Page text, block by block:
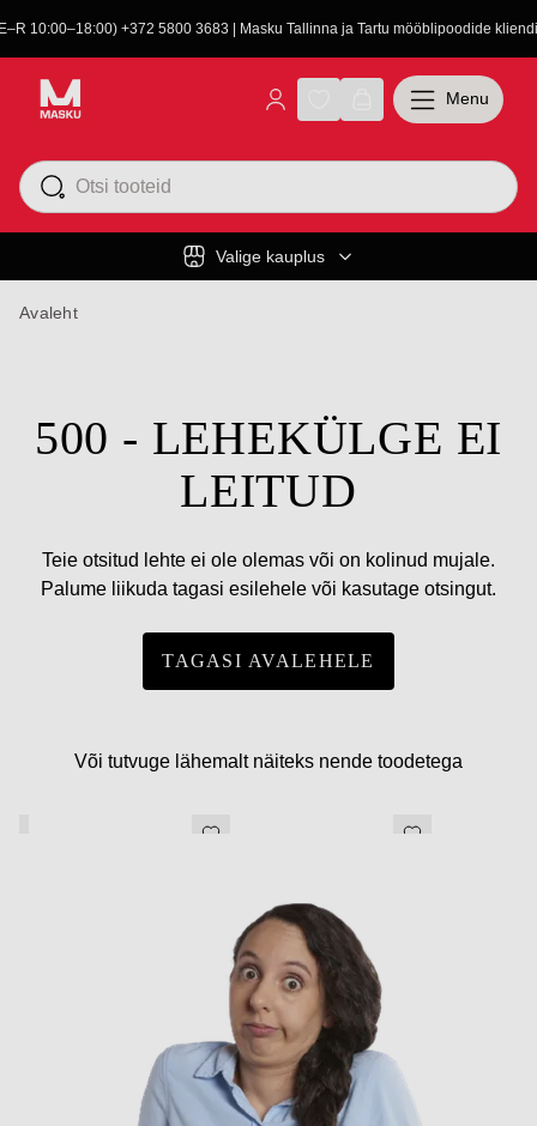
10:00–18:00) +372 5800 3683 | Masku Tallinna ja Tartu mööblipoodide
Valige kauplus
Menu
Avaleht
500 - LEHEKÜLGE EI
LEITUD
Teie otsitud lehte ei ole olemas või on kolinud mujale.
Palume liikuda tagasi esilehele või kasutage otsingut.
TAGASI AVALEHELE
Või tutvuge lähemalt näiteks nende toodetega